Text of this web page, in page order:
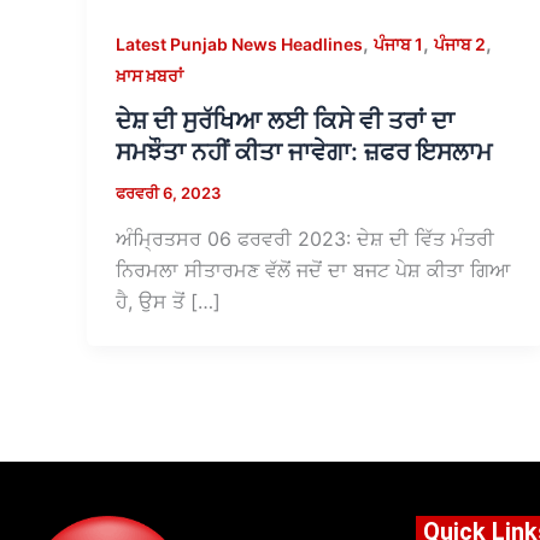
Latest Punjab News Headlines,ਪੰਜਾਬ 1,ਪੰਜਾਬ 2,
ਖ਼ਾਸ ਖ਼ਬਰਾਂ
ਦੇਸ਼ ਦੀ ਸੁਰੱਖਿਆ ਲਈ ਕਿਸੇ ਵੀ ਤਰਾਂ ਦਾ
ਸਮਝੌਤਾ ਨਹੀਂ ਕੀਤਾ ਜਾਵੇਗਾ: ਜ਼ਫਰ ਇਸਲਾਮ
ਫਰਵਰੀ 6, 2023
ਅੰਮ੍ਰਿਤਸਰ 06 ਫਰਵਰੀ 2023: ਦੇਸ਼ ਦੀ ਵਿੱਤ ਮੰਤਰੀ
ਨਿਰਮਲਾ ਸੀਤਾਰਮਣ ਵੱਲੋਂ ਜਦੋਂ ਦਾ ਬਜਟ ਪੇਸ਼ ਕੀਤਾ ਗਿਆ
ਹੈ, ਉਸ ਤੋਂ […]
Quick